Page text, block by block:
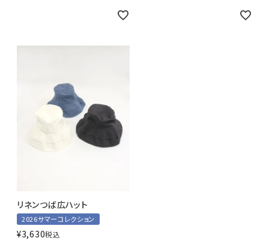
リネンつば広ハット
2026サマーコレクション
¥3,630税込